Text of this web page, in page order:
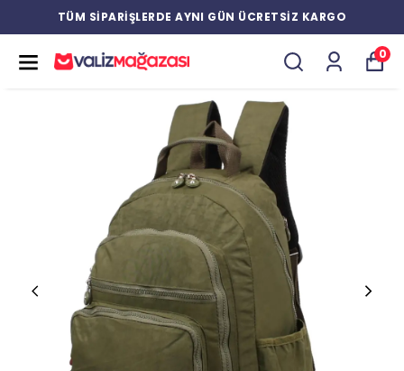
YENİ ÜRÜNLERDE ÖZEL İNDİRİMLER
0